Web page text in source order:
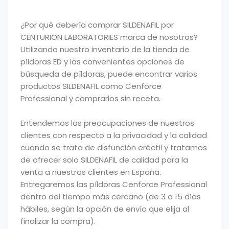
¿Por qué debería comprar SILDENAFIL por
CENTURION LABORATORIES marca de nosotros?
Utilizando nuestro inventario de la tienda de
píldoras ED y las convenientes opciones de
búsqueda de píldoras, puede encontrar varios
productos SILDENAFIL como Cenforce
Professional y comprarlos sin receta.
Entendemos las preocupaciones de nuestros
clientes con respecto a la privacidad y la calidad
cuando se trata de disfunción eréctil y tratamos
de ofrecer solo SILDENAFIL de calidad para la
venta a nuestros clientes en España.
Entregaremos las píldoras Cenforce Professional
dentro del tiempo más cercano (de 3 a 15 días
hábiles, según la opción de envío que elija al
finalizar la compra).